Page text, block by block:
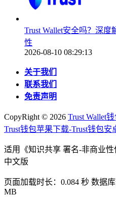
Trust Wallet安全吗？深
性
2026-08-10 08:29:13
关于我们
联系我们
免责声明
CopyRight © 2026 Trust Wallet
Trust钱包苹果下载-Trust钱包安
适用《知识共享 署名-非商业
中文版
页面加载时长：0.084 秒 数据
MB